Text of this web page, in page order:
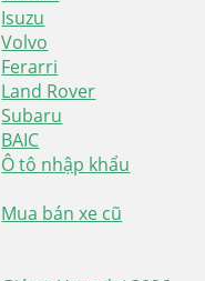
Isuzu
Volvo
Ferarri
Land Rover
Subaru
BAIC
Ô tô nhập khẩu
Mua bán xe cũ